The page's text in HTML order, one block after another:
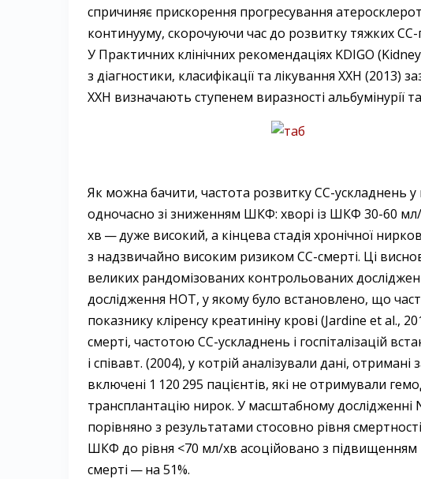
спричиняє прискорення прогресування
континууму, скорочуючи час до розвитку тяжких СС-
У Практичних клінічних рекомендаціях KDIGO
з діагностики, класифікації та лікування ХХН (2013)
ХХН визначають ступенем виразності альбумінурії
Як можна бачити, частота розвитку СС-ускладнень у
одночасно зі зниженням ШКФ: хворі із ШКФ 30-60
хв — ​дуже високий, а кінцева стадія хронічної
з надзвичайно високим ризиком СС-смерті. Ці
великих рандомізованих контрольованих
дослідження HOT, у якому було встановлено, що
показнику кліренсу креатиніну крові (Jardine et al.,
смерті, частотою СС-ускладнень і госпіталізацій
і співавт. (2004), у котрій аналізували дані,
включені 1 120 295 пацієнтів, які не отримували
трансплантацію нирок. У масштабному
порівняно з результатами стосовно рівня
ШКФ до рівня <70 мл/хв асоційовано з підвищенням
смерті — ​на 51%.